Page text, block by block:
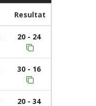
Resultat
20 - 24
30 - 16
20 - 34